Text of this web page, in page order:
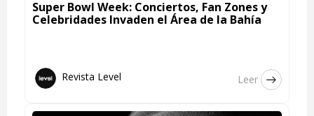
Super Bowl Week: Conciertos, Fan Zones y
Celebridades Invaden el Área de la Bahía
Revista Level Leer